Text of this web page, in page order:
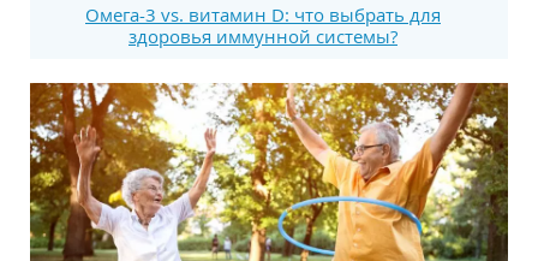
Омега-3 vs. витамин D: что выбрать для
здоровья иммунной системы?